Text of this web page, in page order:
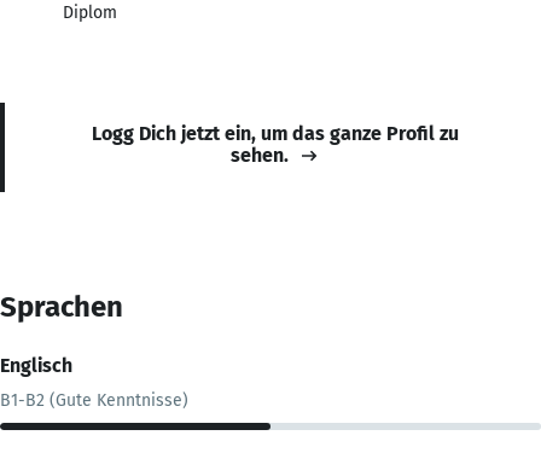
Diplom
Logg Dich jetzt ein, um das ganze Profil zu
sehen.
Sprachen
Englisch
B1-B2 (Gute Kenntnisse)